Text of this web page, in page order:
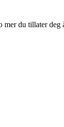
du tillater deg